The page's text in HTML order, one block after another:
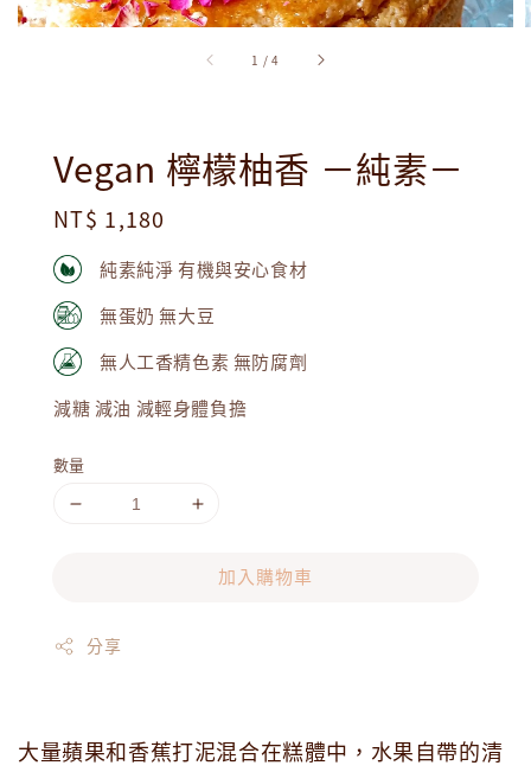
1 /4
Vegan 檸檬柚香 －純素－
Regular
price
NT$ 1,180
純素純淨 有機與安心食材
無蛋奶 無大豆
無人工香精色素 無防腐劑
減糖 減油 減輕身體負擔
數量
加入購物車
分享
大量蘋果和香蕉打泥混合在糕體中，水果自帶的清